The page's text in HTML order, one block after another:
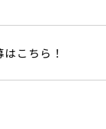
こちら！